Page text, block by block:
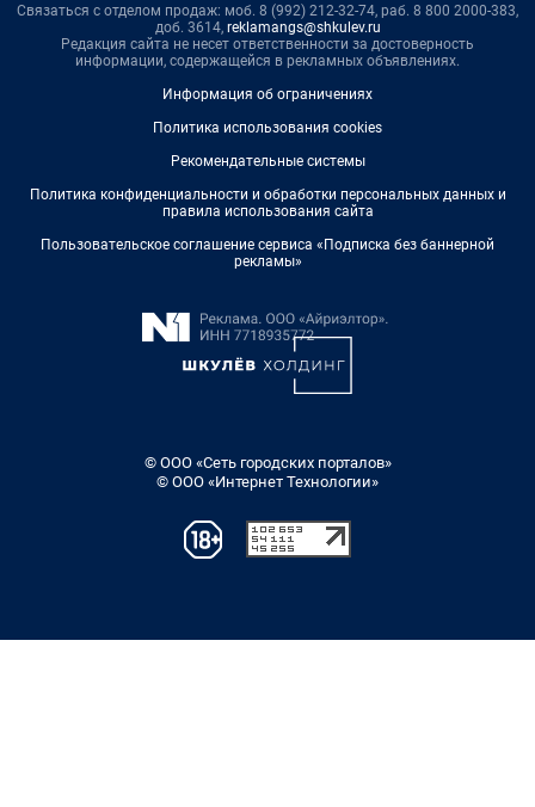
Связаться с отделом продаж: моб. 8 (992) 212-32-74, раб. 8 800 2000-383,
доб. 3614, reklamangs@shkulev.ru
Редакция сайта не несет ответственности за достоверность
информации, содержащейся в рекламных объявлениях.
Информация об ограничениях
Политика использования cookies
Рекомендательные системы
Политика конфиденциальности и обработки персональных данных и
правила использования сайта
Пользовательское соглашение сервиса «Подписка без баннерной
рекламы»
© ООО «Сеть городских порталов»
© ООО «Интернет Технологии»